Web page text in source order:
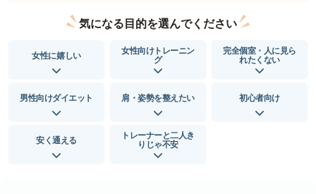
気になる目的を選んでください
女性に嬉しい
女性向けトレーニン
グ
完全個室・人に見ら
れたくない
男性向けダイエット 肩・姿勢を整えたい 初心者向け
安く通える
トレーナーと二人き
りじゃ不安